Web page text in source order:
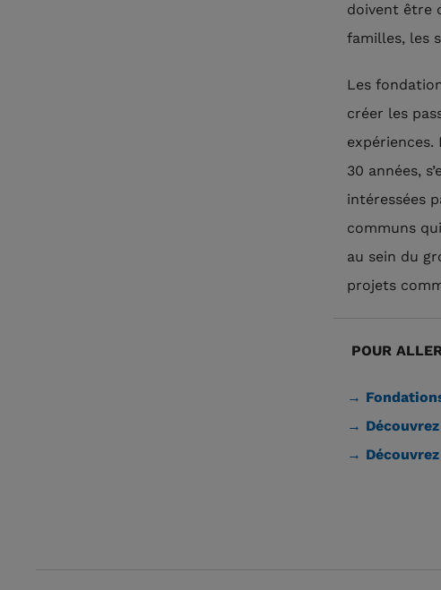
doivent être
familles, les
Les
créer les
expériences.
30 années,
intéressées
communs
au sein du
projets
POUR
→
→
→